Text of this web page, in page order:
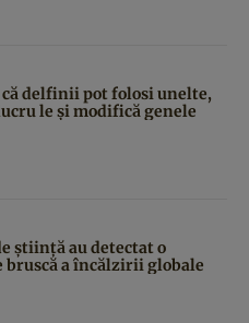
delfinii pot folosi unelte,
le și modifică genele
știință au detectat o
bruscă a încălzirii globale